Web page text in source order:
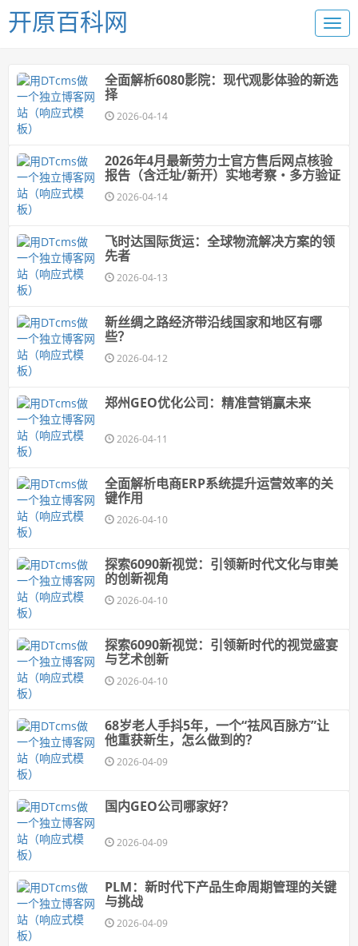
开原百科网
全面解析6080影院：现代观影体验的新选
择
2026-04-14
2026年4月最新劳力士官方售后网点核验
报告（含迁址/新开）实地考察・多方验证
2026-04-14
飞时达国际货运：全球物流解决方案的领
先者
2026-04-13
新丝绸之路经济带沿线国家和地区有哪
些？
2026-04-12
郑州GEO优化公司：精准营销赢未来
2026-04-11
全面解析电商ERP系统提升运营效率的关
键作用
2026-04-10
探索6090新视觉：引领新时代文化与审美
的创新视角
2026-04-10
探索6090新视觉：引领新时代的视觉盛宴
与艺术创新
2026-04-10
68岁老人手抖5年，一个“祛风百脉方”让
他重获新生，怎么做到的？
2026-04-09
国内GEO公司哪家好？
2026-04-09
PLM：新时代下产品生命周期管理的关键
与挑战
2026-04-09